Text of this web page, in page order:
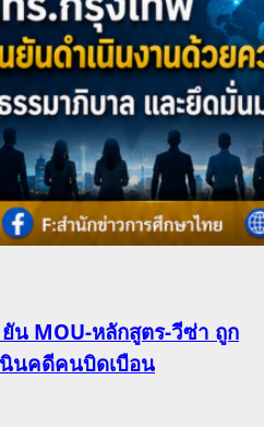
น MOU-หลักสูตร-วีซ่า ถูก
นินคดีคนบิดเบือน